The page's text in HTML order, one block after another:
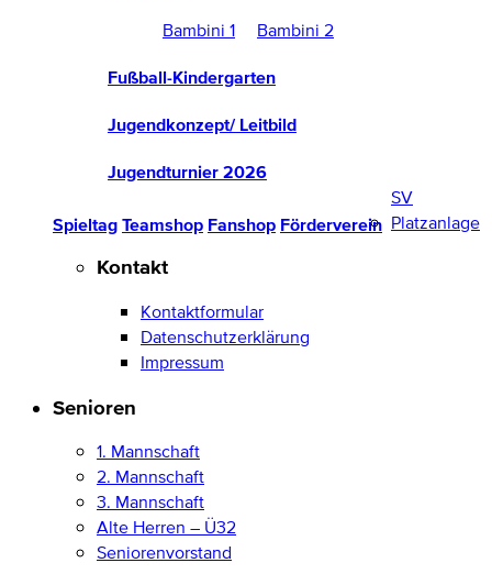
Bambini 1 Bambini 2
Fußball-Kindergarten
Jugendkonzept/ Leitbild
Jugendturnier 2026
Spieltag Teamshop Fanshop Förderverein
SV
Platzanlage
Kontakt
Kontaktformular
Datenschutzerklärung
Impressum
Senioren
1. Mannschaft
2. Mannschaft
3. Mannschaft
Alte Herren – Ü32
Seniorenvorstand